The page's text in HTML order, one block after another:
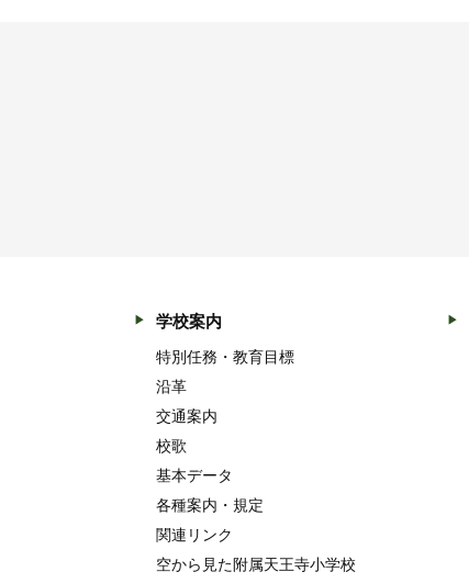
学校案内
特別任務・教育目標
沿革
交通案内
校歌
基本データ
各種案内・規定
関連リンク
空から見た附属天王寺小学校